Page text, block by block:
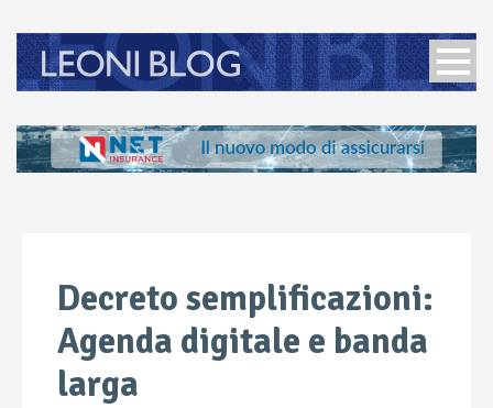
Decreto semplificazioni:
Agenda digitale e banda
larga